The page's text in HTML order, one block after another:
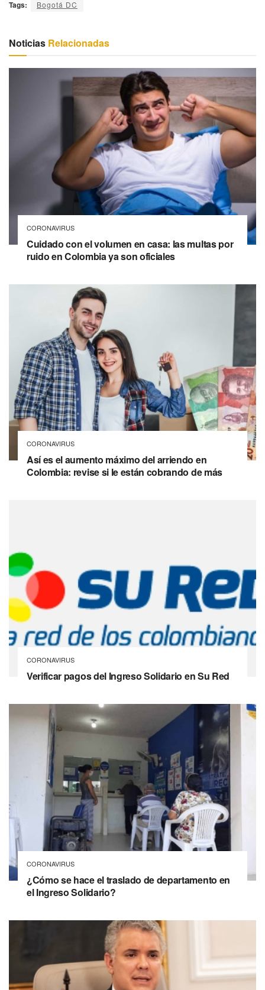
Tags: Bogotá DC
Noticias Relacionadas
CORONAVIRUS
Cuidado con el volumen en casa: las multas por
ruido en Colombia ya son oficiales
CORONAVIRUS
Así es el aumento máximo del arriendo en
Colombia: revise si le están cobrando de más
CORONAVIRUS
Verificar pagos del Ingreso Solidario en Su Red
CORONAVIRUS
¿Cómo se hace el traslado de departamento en
el Ingreso Solidario?